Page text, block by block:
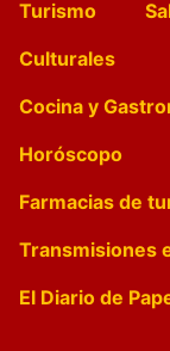
Turismo
Culturales
Cocina y
Horóscopo
Farmacias de
Transmisiones
El Diario de